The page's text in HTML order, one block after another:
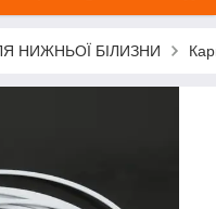
НИЖНЬОЇ БІЛИЗНИ